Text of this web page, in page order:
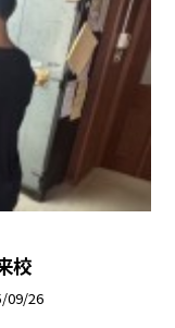
校
09/26